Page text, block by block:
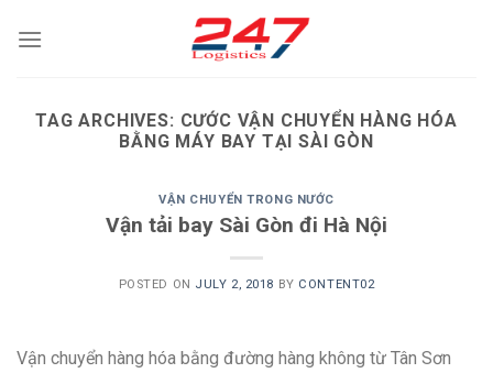
TAG ARCHIVES: CƯỚC VẬN CHUYỂN HÀNG HÓA
BẰNG MÁY BAY TẠI SÀI GÒN
VẬN CHUYỂN TRONG NƯỚC
Vận tải bay Sài Gòn đi Hà Nội
POSTED ON JULY 2, 2018 BY CONTENT02
Vận chuyển hàng hóa bằng đường hàng không từ Tân Sơn